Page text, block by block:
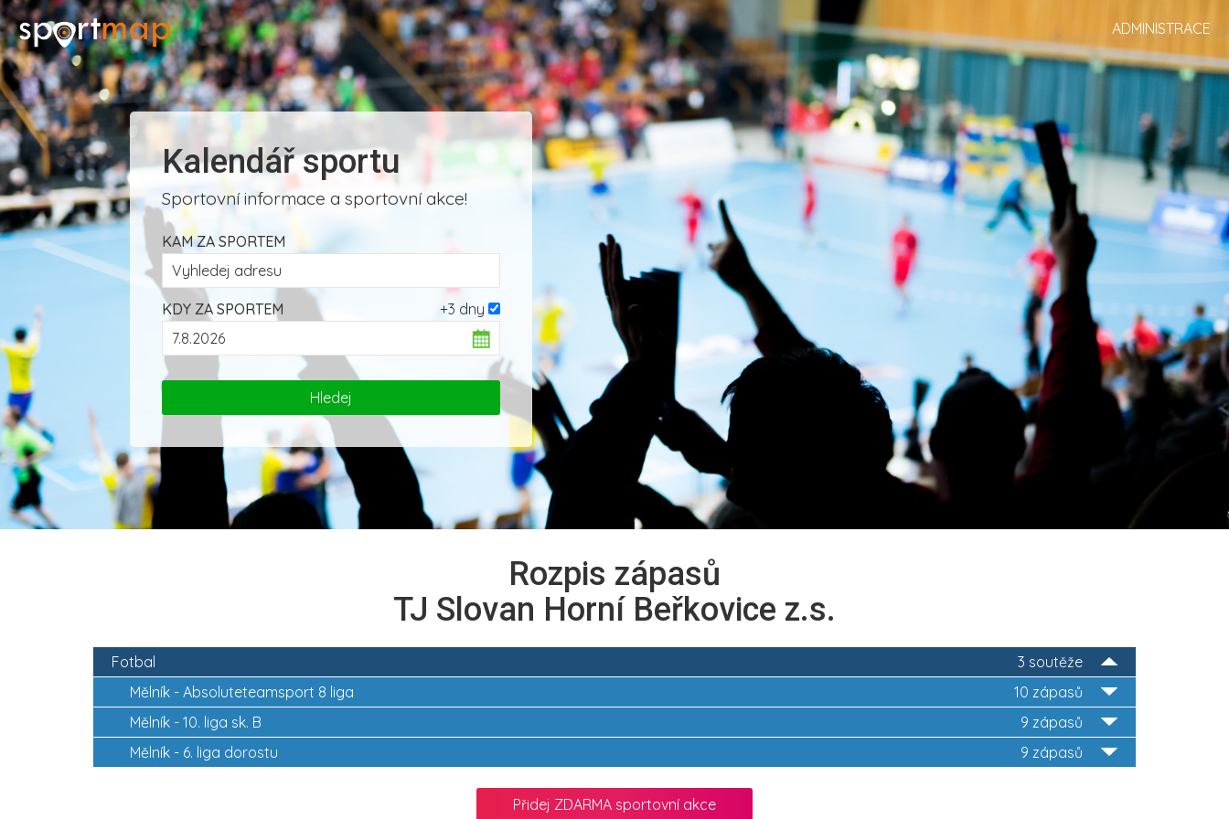
ADMINISTRACE
Kalendář sportu
Sportovní informace a sportovní akce!
KAM ZA SPORTEM
+3 dny
KDY ZA SPORTEM
Rozpis zápasů
TJ Slovan Horní Beřkovice z.s.
3 soutěže
Fotbal
10 zápasů
Mělník - Absoluteteamsport 8 liga
9 zápasů
Mělník - 10. liga sk. B
9 zápasů
Mělník - 6. liga dorostu
Přidej ZDARMA sportovní akce